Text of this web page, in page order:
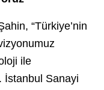
“Türkiye’nin
ile
İstanbul Sanayi